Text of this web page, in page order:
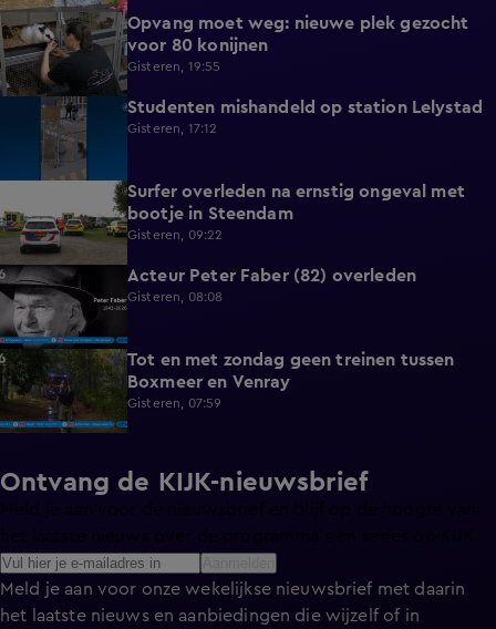
1:56
Opvang moet weg: nieuwe plek gezocht
voor 80 konijnen
Gisteren, 19:55
Studenten mishandeld op station Lelystad
Gisteren, 17:12
Surfer overleden na ernstig ongeval met
bootje in Steendam
Gisteren, 09:22
0:59 Acteur Peter Faber (82) overleden
Gisteren, 08:08
0:36
Tot en met zondag geen treinen tussen
Boxmeer en Venray
Gisteren, 07:59
Ontvang de KIJK-nieuwsbrief
Meld je aan voor onze wekelijkse nieuwsbrief met daarin
het laatste nieuws en aanbiedingen die wijzelf of in